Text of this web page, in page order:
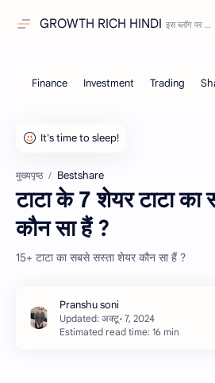
GROWTH RICH HINDI
मुख्यपृष्ठ Bestshare
टाटा के 7 शेयर टाटा
कौन सा हैं ?
15+ टाटा का सबसे सस्ता शेयर कौन सा हैं ?
Estimated read time: 16 min